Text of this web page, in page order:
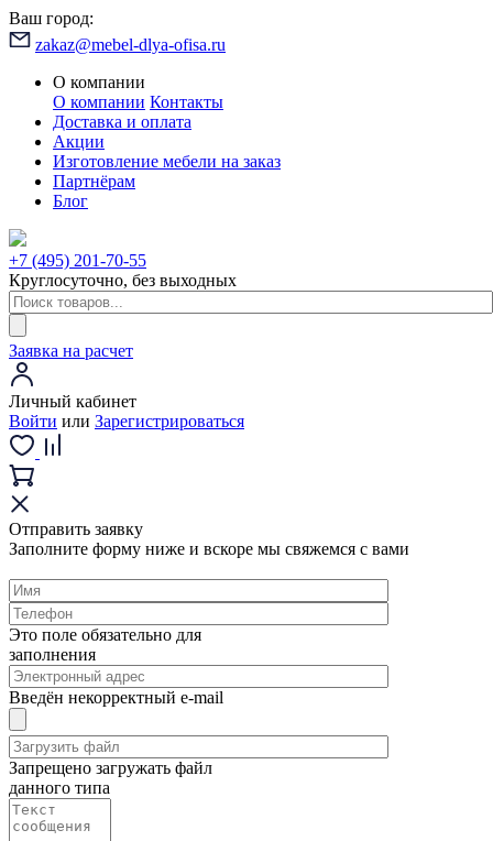
Ваш город:
zakaz@mebel-dlya-ofisa.ru
О компании
О компании Контакты
Доставка и оплата
Акции
Изготовление мебели на заказ
Партнёрам
Блог
+7 (495) 201-70-55
Круглосуточно, без выходных
Заявка на расчет
Личный кабинет
Войти или Зарегистрироваться
Отправить заявку
Заполните форму ниже и вскоре мы свяжемся с вами
Это поле обязательно для
заполнения
Введён некорректный e-mail
Запрещено загружать файл
данного типа